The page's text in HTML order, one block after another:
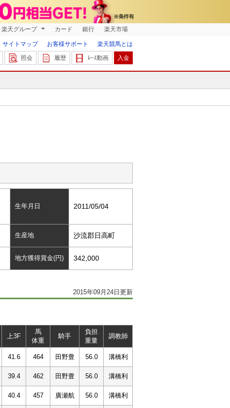
楽天グループ カード 銀行 楽天市場
サイトマップ お客様サポート
楽天競馬とは
照会 履歴 ﾚｰｽ動画 入金
生年月日 2011/05/04
生産地 沙流郡日高町
地方獲得賞金(円) 342,000
2015年09月24日更新
上3F
馬
体重
騎手
負担
重量
調教師
41.6 464 田野豊 56.0 溝橋利
39.4 462 田野豊 56.0 溝橋利
40.4 457 廣瀬航 56.0 溝橋利